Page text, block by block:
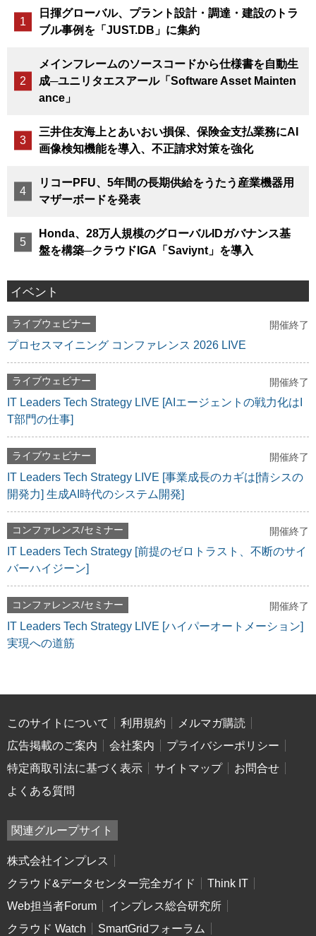
日揮グローバル、プラント設計・調達・建設のトラ
ブル事例を「JUST.DB」に集約
メインフレームのソースコードから仕様書を自動生
成─ユニリタエスアール「Software Asset Mainten
ance」
三井住友海上とあいおい損保、保険金支払業務にAI
画像検知機能を導入、不正請求対策を強化
リコーPFU、5年間の長期供給をうたう産業機器用
マザーボードを発表
Honda、28万人規模のグローバルIDガバナンス基
盤を構築─クラウドIGA「Saviynt」を導入
イベント
ライブウェビナー 開催終了
プロセスマイニング コンファレンス 2026 LIVE
ライブウェビナー 開催終了
IT Leaders Tech Strategy LIVE [AIエージェントの戦力化はI
T部門の仕事]
ライブウェビナー 開催終了
IT Leaders Tech Strategy LIVE [事業成長のカギは[情シスの
開発力] 生成AI時代のシステム開発]
コンファレンス/セミナー 開催終了
IT Leaders Tech Strategy [前提のゼロトラスト、不断のサイ
バーハイジーン]
コンファレンス/セミナー 開催終了
IT Leaders Tech Strategy LIVE [ハイパーオートメーション]
実現への道筋
このサイトについて 利用規約
メルマガ購読
広告掲載のご案内
会社案内
プライバシーポリシー
特定商取引法に基づく表示
サイトマップ
お問合せ
よくある質問
関連グループサイト
株式会社インプレス
クラウド&データセンター完全ガイド
Think IT
Web担当者Forum
インプレス総合研究所
クラウド Watch
SmartGridフォーラム